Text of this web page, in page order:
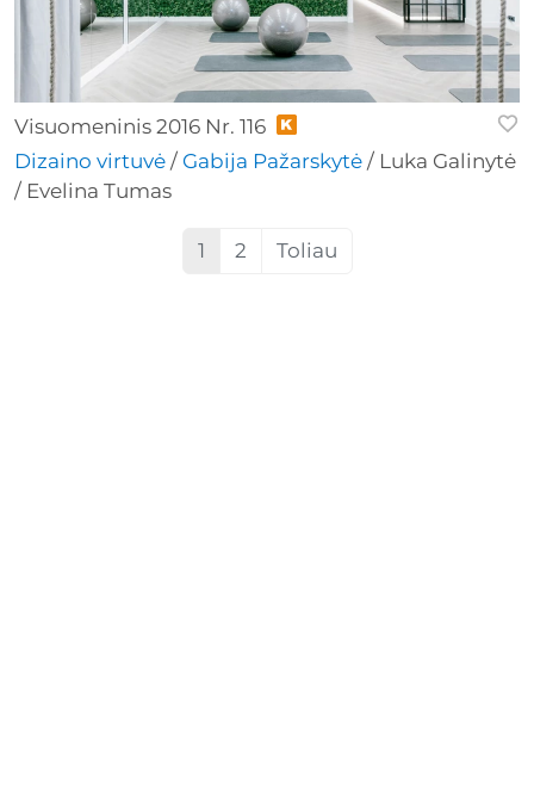
Visuomeninis 2016 Nr. 116
Dizaino virtuvė / Gabija Pažarskytė / Luka Galinytė
/ Evelina Tumas
1 2 Toliau